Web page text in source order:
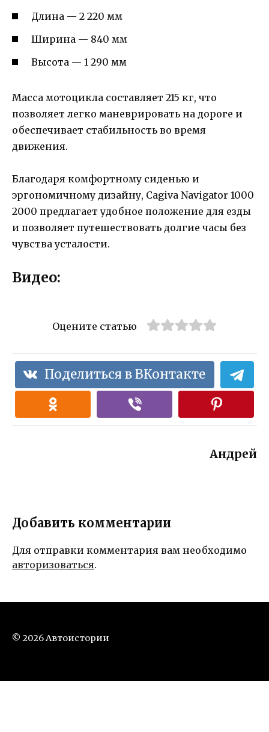
Длина — 2 220 мм
Ширина — 840 мм
Высота — 1 290 мм
Масса мотоцикла составляет 215 кг, что
позволяет легко маневрировать на дороге и
обеспечивает стабильность во время
движения.
Благодаря комфортному сиденью и
эргономичному дизайну, Cagiva Navigator 1000
2000 предлагает удобное положение для езды
и позволяет путешествовать долгие часы без
чувства усталости.
Видео:
Оцените статью
Поделиться в ВКонтакте
Андрей
Добавить комментарии
Для отправки комментария вам необходимо
авторизоваться.
© 2026 Автоистории